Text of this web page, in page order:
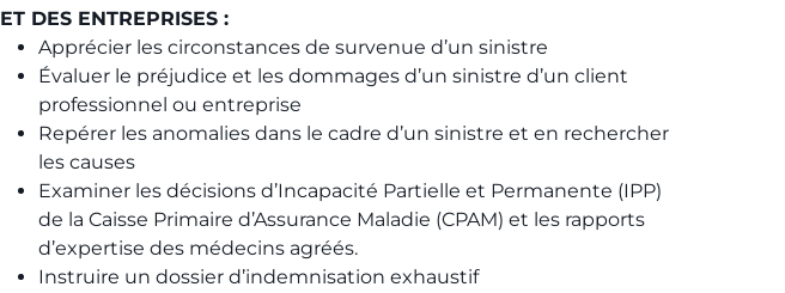
ET DES ENTREPRISES :
Apprécier les circonstances de survenue d’un sinistre
Évaluer le préjudice et les dommages d’un sinistre d’un client
professionnel ou entreprise
Repérer les anomalies dans le cadre d’un sinistre et en rechercher
les causes
Examiner les décisions d’Incapacité Partielle et Permanente (IPP)
de la Caisse Primaire d’Assurance Maladie (CPAM) et les rapports
d’expertise des médecins agréés.
Instruire un dossier d’indemnisation exhaustif